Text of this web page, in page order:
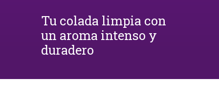
Tu colada limpia con
un aroma intenso y
duradero